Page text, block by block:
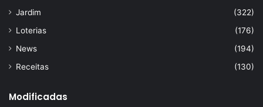
Jardim
(322)
Loterias
(176)
News
(194)
Receitas
(130)
Modificadas